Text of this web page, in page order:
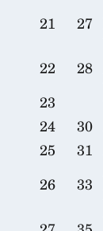
21
27
22
28
23
24
30
25
31
26
33